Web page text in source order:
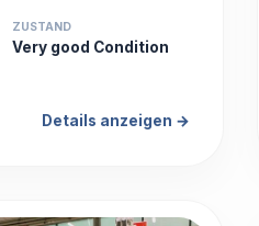
ZUSTAND
Very good Condition
Details anzeigen →